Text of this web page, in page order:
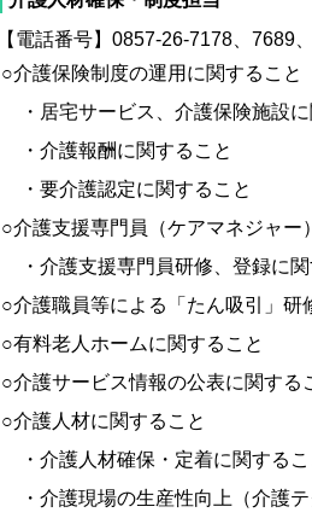
【電話番号】 0857-26-7178、7689
○介護保険制度の運用に関すること
・居宅サービス、介護保険施設
・介護報酬に関すること
・要介護認定に関すること
○介護支援専門員（ケアマネジャー
・介護支援専門員研修、登録に関
○介護職員等による「たん吸引」研
○有料老人ホームに関すること
○介護サービス情報の公表に関する
○介護人材に関すること
・介護人材確保・定着に関するこ
・介護現場の生産性向上（介護